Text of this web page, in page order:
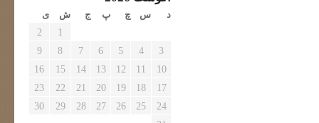
د س چ پ ج ش ی
1
2
3
4
5
6
7
8
9
10
11
12
13
14
15
16
17
18
19
20
21
22
23
24
25
26
27
28
29
30